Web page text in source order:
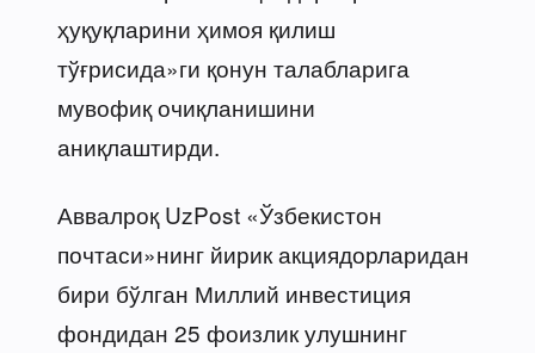
ҳуқуқларини ҳимоя қилиш
тўғрисида»ги қонун талабларига
мувофиқ очиқланишини
аниқлаштирди.
Аввалроқ UzPost «Ўзбекистон
почтаси»нинг йирик акциядорларидан
бири бўлган Миллий инвестиция
фондидан 25 фоизлик улушнинг